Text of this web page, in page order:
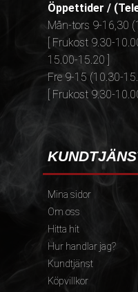
Öppettider /
Mån-tors 9-16,30
[ Frukost 9.30-
15.00-15.20 ]
Fre 9-15 (10.30-
[ Frukost 9.30-
Mina sidor
Om oss
Hitta hit
Hur handlar jag?
Kundtjänst
Köpvillkor